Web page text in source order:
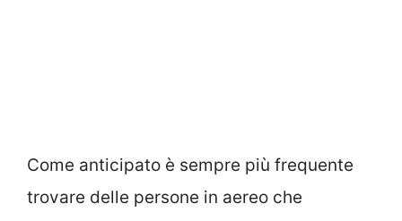
Come anticipato è sempre più frequente
trovare delle persone in aereo che